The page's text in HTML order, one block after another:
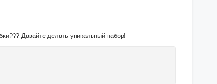
Давайте делать уникальный набор!